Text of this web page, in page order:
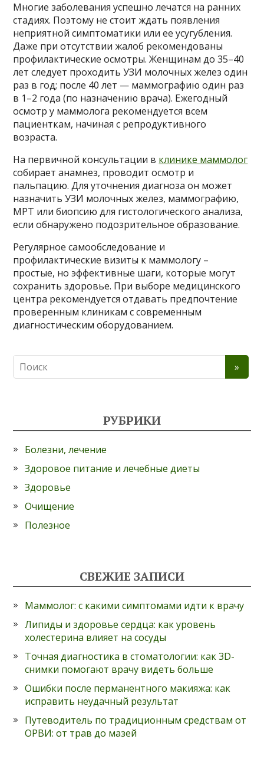
Многие заболевания успешно лечатся на ранних
стадиях. Поэтому не стоит ждать появления
неприятной симптоматики или ее усугубления.
Даже при отсутствии жалоб рекомендованы
профилактические осмотры. Женщинам до 35–40
лет следует проходить УЗИ молочных желез один
раз в год; после 40 лет — маммографию один раз
в 1–2 года (по назначению врача). Ежегодный
осмотр у маммолога рекомендуется всем
пациенткам, начиная с репродуктивного
возраста.
На первичной консультации в клинике маммолог
собирает анамнез, проводит осмотр и
пальпацию. Для уточнения диагноза он может
назначить УЗИ молочных желез, маммографию,
МРТ или биопсию для гистологического анализа,
если обнаружено подозрительное образование.
Регулярное самообследование и
профилактические визиты к маммологу –
простые, но эффективные шаги, которые могут
сохранить здоровье. При выборе медицинского
центра рекомендуется отдавать предпочтение
проверенным клиникам с современным
диагностическим оборудованием.
РУБРИКИ
Болезни, лечение
Здоровое питание и лечебные диеты
Здоровье
Очищение
Полезное
СВЕЖИЕ ЗАПИСИ
Маммолог: с какими симптомами идти к врачу
Липиды и здоровье сердца: как уровень
холестерина влияет на сосуды
Точная диагностика в стоматологии: как 3D-
снимки помогают врачу видеть больше
Ошибки после перманентного макияжа: как
исправить неудачный результат
Путеводитель по традиционным средствам от
ОРВИ: от трав до мазей